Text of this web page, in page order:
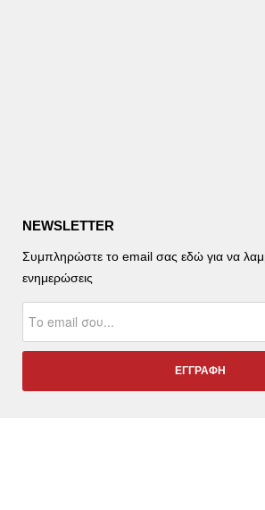
NEWSLETTER
Συμπληρώστε το email σας εδώ για να
ενημερώσεις